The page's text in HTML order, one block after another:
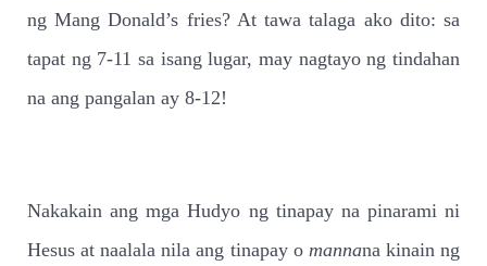
ng Mang Donald’s fries? At tawa talaga ako dito: sa
tapat ng 7-11 sa isang lugar, may nagtayo ng tindahan
na ang pangalan ay 8-12!
Nakakain ang mga Hudyo ng tinapay na pinarami ni
Hesus at naalala nila ang tinapay o mannana kinain ng